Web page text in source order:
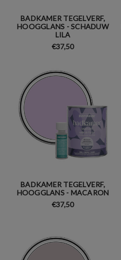
BADKAMER TEGELVERF,
HOOGGLANS - SCHADUW
LILA
€37,50
BADKAMER TEGELVERF,
HOOGGLANS - MACARON
€37,50